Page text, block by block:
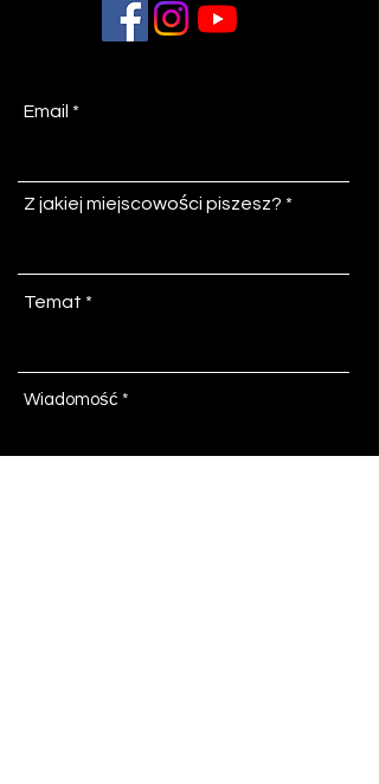
Email
Z jakiej miejscowości piszesz?
Temat
Wiadomość